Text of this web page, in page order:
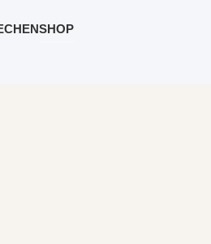
SHOP